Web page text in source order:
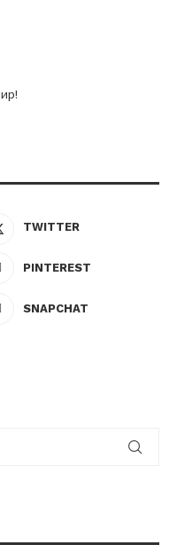
TWITTER
PINTEREST
SNAPCHAT